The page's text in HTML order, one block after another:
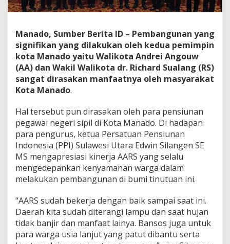
a
k
n
M
a
n
f
a
P
e
m
b
a
n
g
u
n
n
o
e
h
Manado, Sumber Berita ID – Pembangunan yang
signifikan yang dilakukan oleh kedua pemimpin
kota Manado yaitu Walikota Andrei Angouw
(AA) dan Wakil Walikota dr. Richard Sualang (RS)
sangat dirasakan manfaatnya oleh masyarakat
Kota Manado.
Hal tersebut pun dirasakan oleh para pensiunan
pegawai negeri sipil di Kota Manado. Di hadapan
para pengurus, ketua Persatuan Pensiunan
Indonesia (PPI) Sulawesi Utara Edwin Silangen SE
MS mengapresiasi kinerja AARS yang selalu
mengedepankan kenyamanan warga dalam
melakukan pembangunan di bumi tinutuan ini.
“AARS sudah bekerja dengan baik sampai saat ini.
Daerah kita sudah diterangi lampu dan saat hujan
tidak banjir dan manfaat lainya. Bansos juga untuk
para warga usia lanjut yang patut dibantu serta